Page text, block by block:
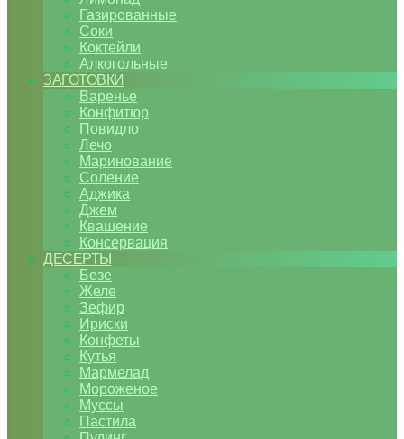
Газированные
Соки
Коктейли
Алкогольные
ЗАГОТОВКИ
Варенье
Конфитюр
Повидло
Лечо
Маринование
Соление
Аджика
Джем
Квашение
Консервация
ДЕСЕРТЫ
Безе
Желе
Зефир
Ириски
Конфеты
Кутья
Мармелад
Мороженое
Муссы
Пастила